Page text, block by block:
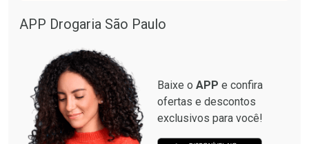
APP Drogaria São Paulo
Baixe o APP e confira
ofertas e descontos
exclusivos para você!